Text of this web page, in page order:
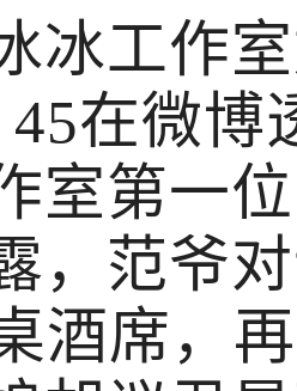
工作室
45在微博
室第一
，范爷
酒席，